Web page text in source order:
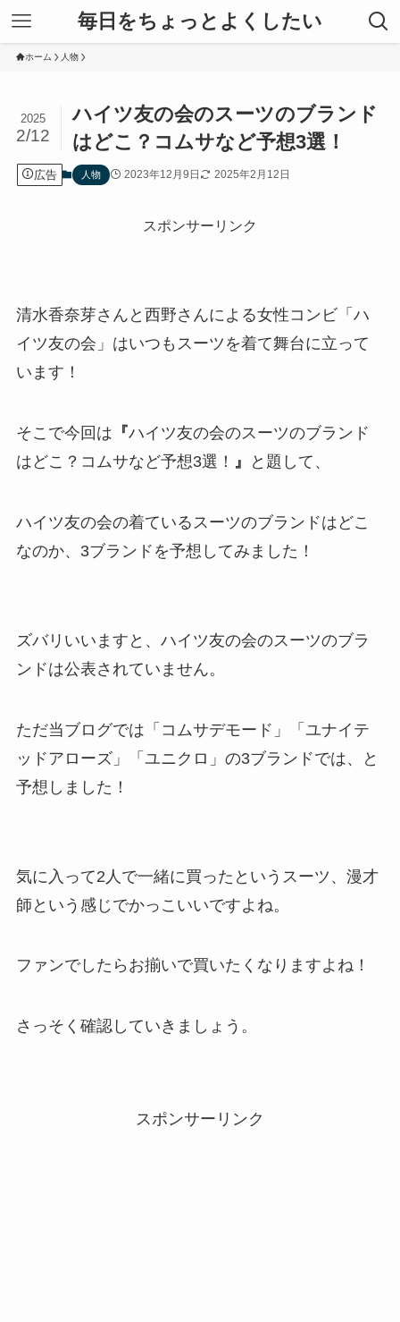
毎日をちょっとよくしたい
ホーム 人物
ハイツ友の会のスーツのブランド
はどこ？コムサなど予想3選！
2025
2/12
広告 人物 2023年12月9日 2025年2月12日
スポンサーリンク
清水香奈芽さんと西野さんによる女性コンビ「ハ
イツ友の会」はいつもスーツを着て舞台に立って
います！
そこで今回は 『ハイツ友の会のスーツのブランド
はどこ？コムサなど予想3選！ 』 と題して、
ハイツ友の会の着ているスーツのブランドはどこ
なのか、3ブランドを予想してみました！
ズバリいいますと、ハイツ友の会のスーツのブラ
ンドは公表されていません。
ただ当ブログでは 「コムサデモード」「ユナイテ
ッドアローズ」「ユニクロ」 の3ブランドでは、と
予想しました！
気に入って2人で一緒に買ったというスーツ、漫才
師という感じでかっこいいですよね。
ファンでしたらお揃いで買いたくなりますよね！
さっそく確認していきましょう。
スポンサーリンク